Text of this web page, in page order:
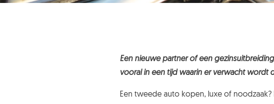
Een nieuwe partner of een
vooral in een tijd waarin er verwacht wordt
Een tweede auto kopen, luxe of noodzaak?